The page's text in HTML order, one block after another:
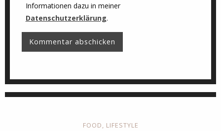
Informationen dazu in meiner
Datenschutzerklärung.
FOOD, LIFESTYLE